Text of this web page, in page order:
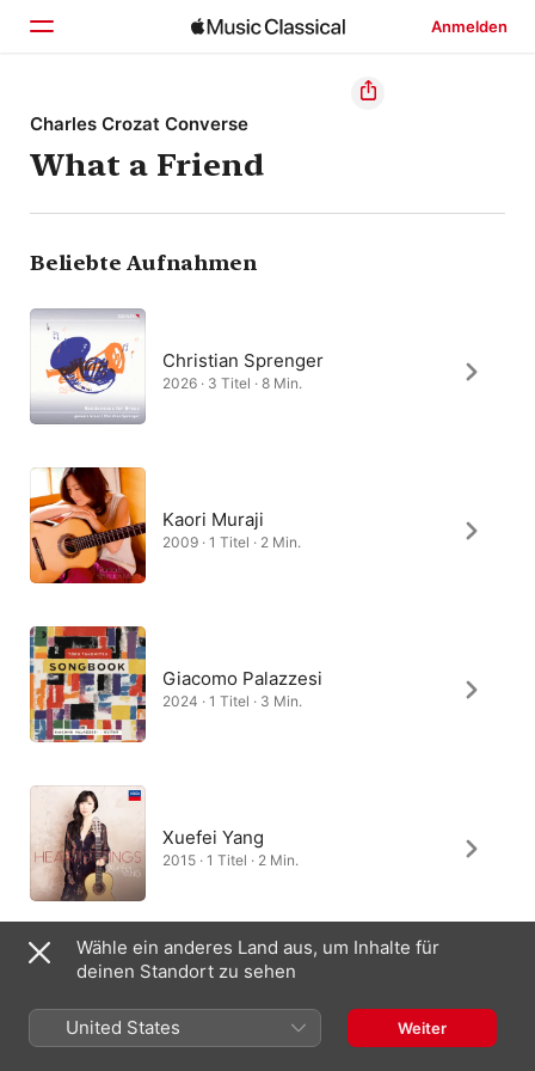
Anmelden
Startseite
Entdecken
Suchen
Charles Crozat Converse
What a Friend
Beliebte Aufnahmen
Christian Sprenger
2026 · 3 Titel · 8 Min.
Kaori Muraji
2009 · 1 Titel · 2 Min.
Giacomo Palazzesi
2024 · 1 Titel · 3 Min.
Xuefei Yang
2015 · 1 Titel · 2 Min.
Michael Tilson Thomas, San
Francisco Symphony
2019 · 1 Titel · 1 Min.
Wähle ein anderes Land aus, um Inhalte für
deinen Standort zu sehen
United States Weiter